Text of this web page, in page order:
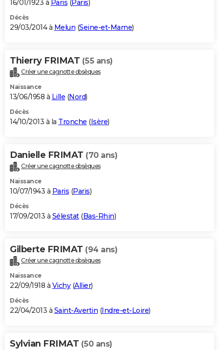
16/01/1923 à Paris (Paris)
Décès
29/03/2014 à Melun (Seine-et-Marne)
Thierry FRIMAT (55 ans)
Créer une cagnotte obsèques
Naissance
13/06/1958 à Lille (Nord)
Décès
14/10/2013 à la Tronche (Isère)
Danielle FRIMAT (70 ans)
Créer une cagnotte obsèques
Naissance
10/07/1943 à Paris (Paris)
Décès
17/09/2013 à Sélestat(Bas-Rhin)
Gilberte FRIMAT (94 ans)
Créer une cagnotte obsèques
Naissance
22/09/1918 à Vichy(Allier)
Décès
22/04/2013 à Saint-Avertin (Indre-et-Loire)
Sylvian FRIMAT (50 ans)